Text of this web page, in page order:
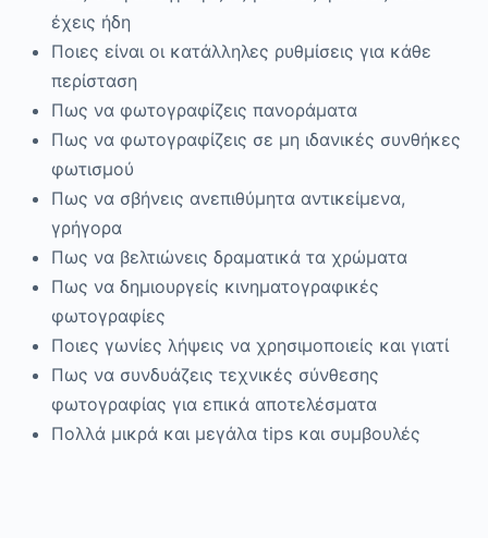
έχεις ήδη
Ποιες είναι οι κατάλληλες ρυθμίσεις για κάθε
περίσταση
Πως να φωτογραφίζεις πανοράματα
Πως να φωτογραφίζεις σε μη ιδανικές συνθήκες
φωτισμού
Πως να σβήνεις ανεπιθύμητα αντικείμενα,
γρήγορα
Πως να βελτιώνεις δραματικά τα χρώματα
Πως να δημιουργείς κινηματογραφικές
φωτογραφίες
Ποιες γωνίες λήψεις να χρησιμοποιείς και γιατί
Πως να συνδυάζεις τεχνικές σύνθεσης
φωτογραφίας για επικά αποτελέσματα
Πολλά μικρά και μεγάλα tips και συμβουλές